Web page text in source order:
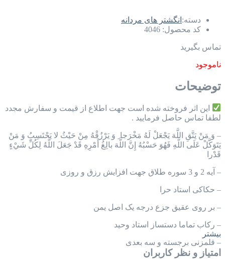
دسته: انگشتر های مردانه
کد محصول: 4046
تماس بگیرید
ناموجود
توضیحات
این اثر فروخته شده است جهت اطلاع از قیمت و سفارش مجدد
لطفا تماس حاصل فرمایید .
– وَ مَنْ يَتَّقِ اللَّهَ يَجْعَلْ لَهُ مَخْرَجا ِ وَ يَرْزُقْهُ مِنْ حَيْثُ لا يَحْتَسِبُ وَ مَنْ
يَتَوَكَّلْ عَلَى اللَّهِ فَهُوَ حَسْبُهُ إِنَّ اللَّهَ بالِغُ أَمْرِهِ قَدْ جَعَلَ اللَّهُ لِكُلِّ شَيْ‏ءٍ
قَدْرا
– آیه 2 و 3 سوره طلاق جهت افزایش رزق و روزی
– ️حکاکی استاد حرا
– بر روی عقیق جزع درجه یک اصل یمن
– رکاب تماما دستساز استاد وحید
– قلمزنی برجسته و سه بعدی
بیشتر
امتیاز و نظر کاربران